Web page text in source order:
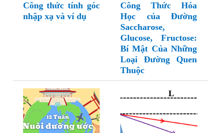
Công thức tính góc
nhập xạ và ví dụ
Công Thức Hóa
Học của Đường
Saccharose,
Glucose, Fructose:
Bí Mật Của Những
Loại Đường Quen
Thuộc